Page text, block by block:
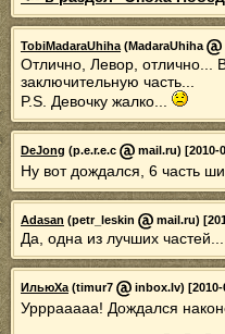
TobiMadaraUhiha(MadaraUhiha
Отлично, Левор, отлично...
заключительную часть...
P.S. Девочку жалко...
DeJong (p.e.r.e.c mail.ru) [2010-
Ну вот дождался, 6 часть
Adasan (petr_leskin mail.ru)
Да, одна из лучших
ИльюХа(timur7 inbox.lv) [2010-
Урррааааа! Дождался